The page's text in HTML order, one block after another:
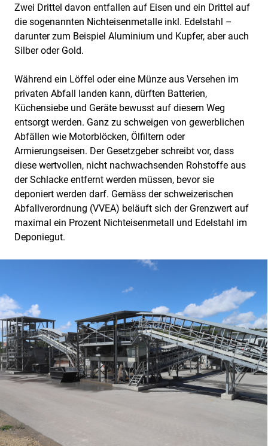
Zwei Drittel davon entfallen auf Eisen und ein Drittel auf
die sogenannten Nichteisenmetalle inkl. Edelstahl –
darunter zum Beispiel Aluminium und Kupfer, aber auch
Silber oder Gold.
Während ein Löffel oder eine Münze aus Versehen im
privaten Abfall landen kann, dürften Batterien,
Küchensiebe und Geräte bewusst auf diesem Weg
entsorgt werden. Ganz zu schweigen von gewerblichen
Abfällen wie Motorblöcken, Ölfiltern oder
Armierungseisen. Der Gesetzgeber schreibt vor, dass
diese wertvollen, nicht nachwachsenden Rohstoffe aus
der Schlacke entfernt werden müssen, bevor sie
deponiert werden darf. Gemäss der schweizerischen
Abfallverordnung (VVEA) beläuft sich der Grenzwert auf
maximal ein Prozent Nichteisenmetall und Edelstahl im
Deponiegut.